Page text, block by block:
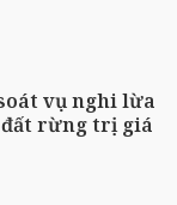
vụ nghi lừa
đất rừng trị giá